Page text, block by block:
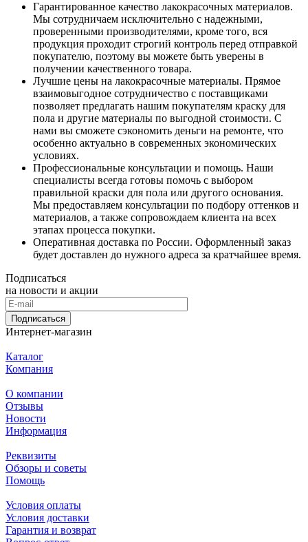
Гарантированное качество лакокрасочных материалов.
Мы сотрудничаем исключительно с надежными,
проверенными производителями, кроме того, вся
продукция проходит строгий контроль перед отправкой
покупателю, поэтому вы можете быть уверены в
получении качественного товара.
Лучшие цены на лакокрасочные материалы. Прямое
взаимовыгодное сотрудничество с поставщиками
позволяет предлагать нашим покупателям краску для
пола и другие материалы по выгодной стоимости. С
нами вы сможете сэкономить деньги на ремонте, что
особенно актуально в современных экономических
условиях.
Профессиональные консультации и помощь. Наши
специалисты всегда готовы помочь с выбором
правильной краски для пола или другого основания.
Мы предоставляем консультации по подбору оттенков и
материалов, а также сопровождаем клиента на всех
этапах процесса покупки.
Оперативная доставка по России. Оформленный заказ
будет доставлен до нужного адреса за кратчайшее время.
Подписаться
на новости и акции
Подписаться
Интернет-магазин
Каталог
Компания
О компании
Отзывы
Новости
Информация
Реквизиты
Обзоры и советы
Помощь
Условия оплаты
Условия доставки
Гарантия и возврат